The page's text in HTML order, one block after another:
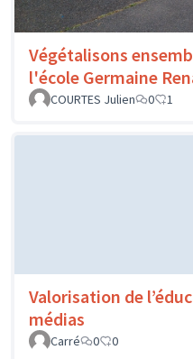
Végétalisons
l'école Germaine
COURTES Julien
0 1
Valorisation de
médias
Carré
0 0